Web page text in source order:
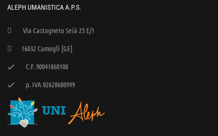
ALEPH UMANISTICA A.P.S.
Via Castagneto Seià 23 E/1
16032 Camogli [GE]
C.F. 90041860108
p. IVA 02628680999